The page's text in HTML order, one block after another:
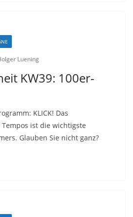
Luening
KW39: 100er-
KLICK! Das
ist die wichtigste
Glauben Sie nicht ganz?